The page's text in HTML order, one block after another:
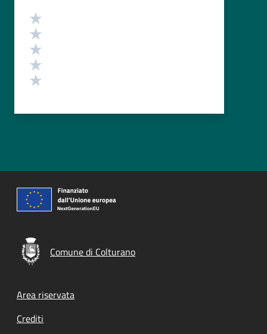
Valutazione
Comune di Colturano
Footer menu
Area riservata
Crediti